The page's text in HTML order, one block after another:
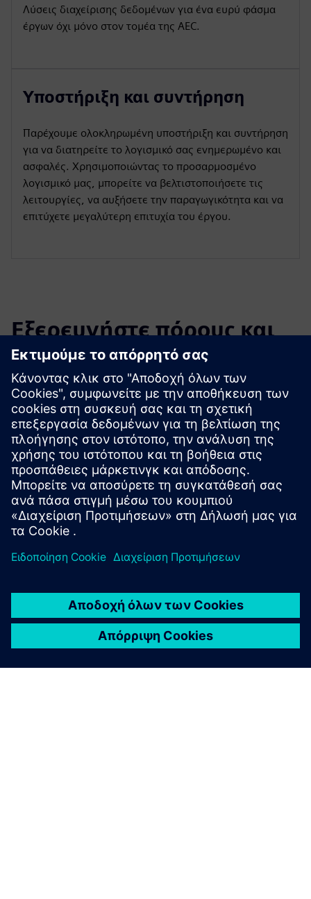
Λύσεις διαχείρισης δεδομένων για ένα ευρύ φάσμα
έργων όχι μόνο στον τομέα της AEC.
Υποστήριξη και συντήρηση
Παρέχουμε ολοκληρωμένη υποστήριξη και συντήρηση
για να διατηρείτε το λογισμικό σας ενημερωμένο και
ασφαλές. Χρησιμοποιώντας το προσαρμοσμένο
λογισμικό μας, μπορείτε να βελτιστοποιήσετε τις
λειτουργίες, να αυξήσετε την παραγωγικότητα και να
επιτύχετε μεγαλύτερη επιτυχία του έργου.
Εξερευνήστε πόρους και
σχετικά προϊόντα
Πρόσθετες πληροφορίες και πόροι
IOlabs - IOframework
Προαπαιτούμενα
Δεν υπάρχουν απαιτήσεις